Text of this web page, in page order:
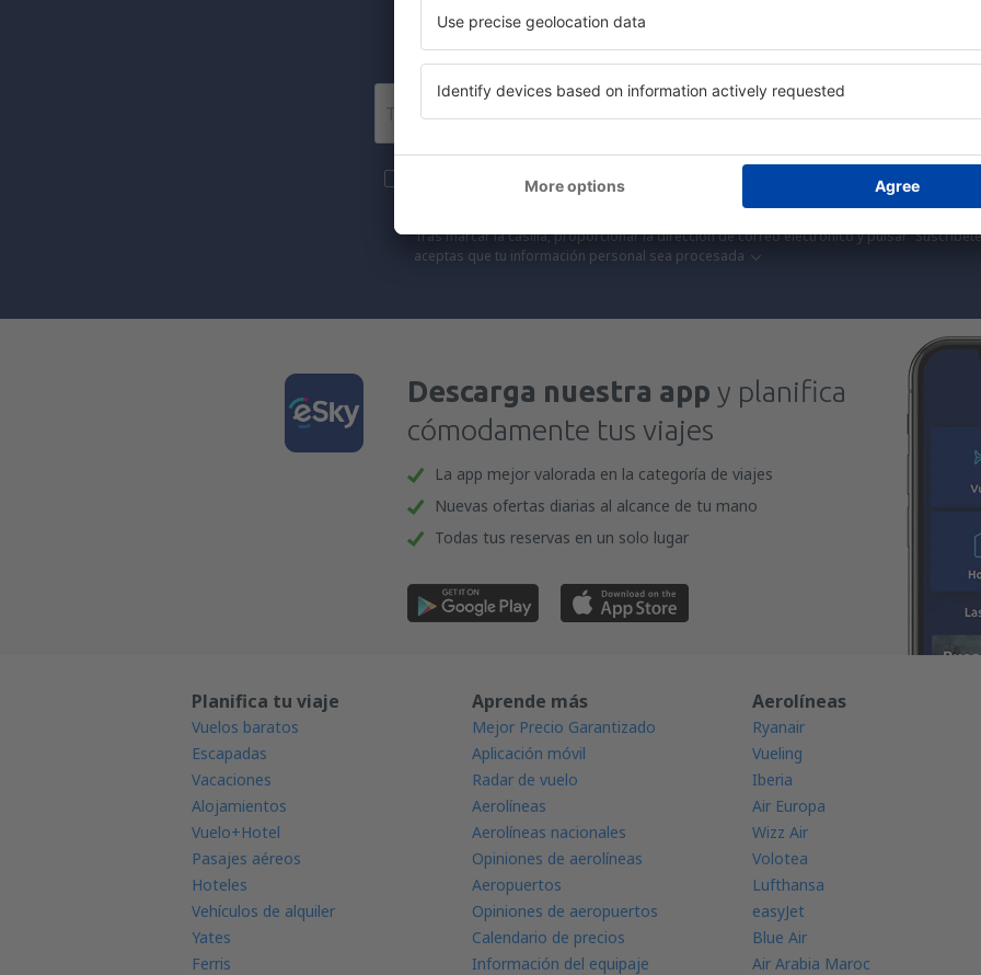
¡Solo enviamos lo mejor, viajeros del mundo!
Más viajes a precios fantásticos en nuestra newsletter.
Acepto recibir información
eSky.pl S.A. (en forma de boletín de noticias) a la dirección de correo electrónico que yo
Tras marcar la casilla, proporcionar la dirección de correo electrónico y pulsar
aceptas que tu información personal sea procesada
Descarga nuestra app y planifica
cómodamente tus viajes
La app mejor valorada en la categoría de viajes
Nuevas ofertas diarias al alcance de tu mano
Todas tus reservas en un solo lugar
Planifica tu viaje
Vuelos baratos
Escapadas
Vacaciones
Alojamientos
Vuelo+Hotel
Pasajes aéreos
Hoteles
Vehículos de alquiler
Yates
Ferris
Aprende más
Mejor Precio Garantizado
Aplicación móvil
Radar de vuelo
Aerolíneas
Aerolíneas nacionales
Opiniones de aerolíneas
Aeropuertos
Opiniones de aeropuertos
Calendario de precios
Información del equipaje
Aerolíneas
Ryanair
Vueling
Iberia
Air Europa
Wizz Air
Volotea
Lufthansa
easyJet
Blue Air
Air Arabia Maroc